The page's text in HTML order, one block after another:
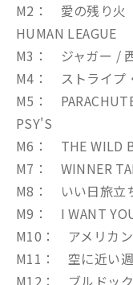
M2： 愛の残り火
HUMAN LEAGUE
M3： ジャガー /
M4： ストライプ
M5：
PSY'S
M6： THE WILD
M7： WINNER
M8： いい日旅立
M9： I WANT
M10： アメリカ
M11： 空に近い
M12： ブルドッ